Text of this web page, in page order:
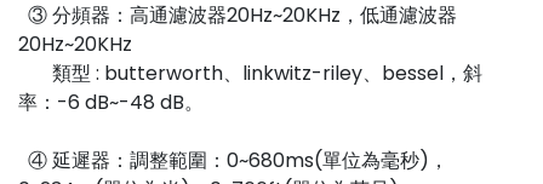
③ 分頻器：高通濾波器20Hz~20KHz，低通濾波器
20Hz~20KHz
類型 : butterworth、linkwitz-riley、bessel，斜
率：-6 dB~-48 dB。
④ 延遲器：調整範圍：0~680ms(單位為毫秒)，